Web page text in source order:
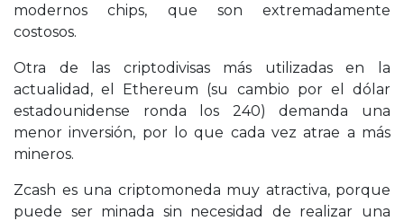
modernos chips, que son extremadamente
costosos.
Otra de las criptodivisas más utilizadas en la
actualidad, el Ethereum (su cambio por el dólar
estadounidense ronda los 240) demanda una
menor inversión, por lo que cada vez atrae a más
mineros.
Zcash es una criptomoneda muy atractiva, porque
puede ser minada sin necesidad de realizar una